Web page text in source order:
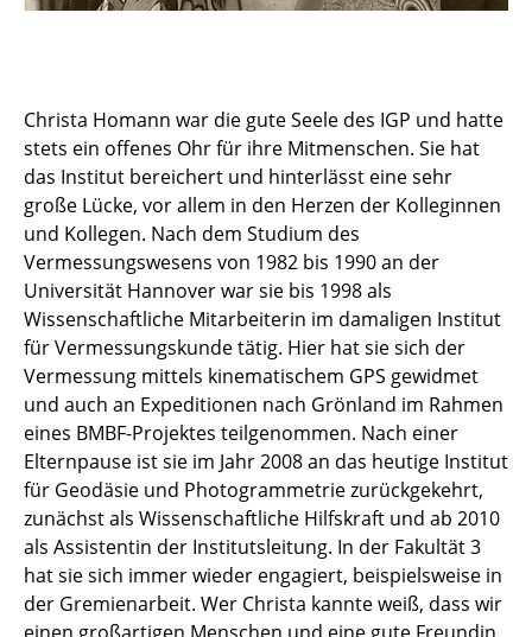
Christa Homann war die gute Seele des IGP und hatte
stets ein offenes Ohr für ihre Mitmenschen. Sie hat
das Institut bereichert und hinterlässt eine sehr
große Lücke, vor allem in den Herzen der Kolleginnen
und Kollegen. Nach dem Studium des
Vermessungswesens von 1982 bis 1990 an der
Universität Hannover war sie bis 1998 als
Wissenschaftliche Mitarbeiterin im damaligen Institut
für Vermessungskunde tätig. Hier hat sie sich der
Vermessung mittels kinematischem GPS gewidmet
und auch an Expeditionen nach Grönland im Rahmen
eines BMBF-Projektes teilgenommen. Nach einer
Elternpause ist sie im Jahr 2008 an das heutige Institut
für Geodäsie und Photogrammetrie zurückgekehrt,
zunächst als Wissenschaftliche Hilfskraft und ab 2010
als Assistentin der Institutsleitung. In der Fakultät 3
hat sie sich immer wieder engagiert, beispielsweise in
der Gremienarbeit. Wer Christa kannte weiß, dass wir